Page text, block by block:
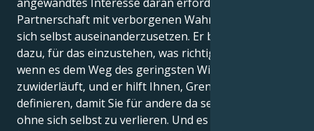
Partnerschaft mit verborgenen Wahrheiten über
sich selbst auseinanderzusetzen. Er bringt Sie auch
dazu, für das einzustehen, was richtig ist, selbst
wenn es dem Weg des geringsten Widerstandes
zuwiderläuft, und er hilft Ihnen, Grenzen zu
definieren, damit Sie für andere da sein können,
ohne sich selbst zu verlieren. Und es geht darum,